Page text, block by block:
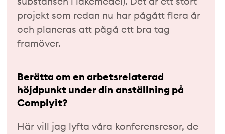
projekt som redan nu har pågått flera år
och planeras att pågå ett bra tag
framöver.
Berätta om en arbetsrelaterad
höjdpunkt under din anställning på
Complyit?
Här vill jag lyfta våra konferensresor, de